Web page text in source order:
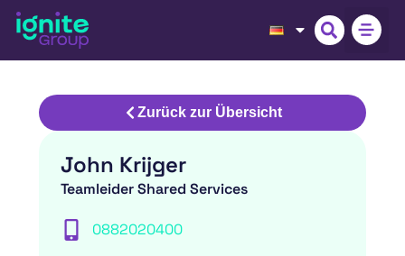
Zurück zur Übersicht
John Krijger
Teamleider Shared Services
0882020400